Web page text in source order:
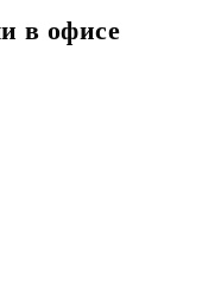
в офисе